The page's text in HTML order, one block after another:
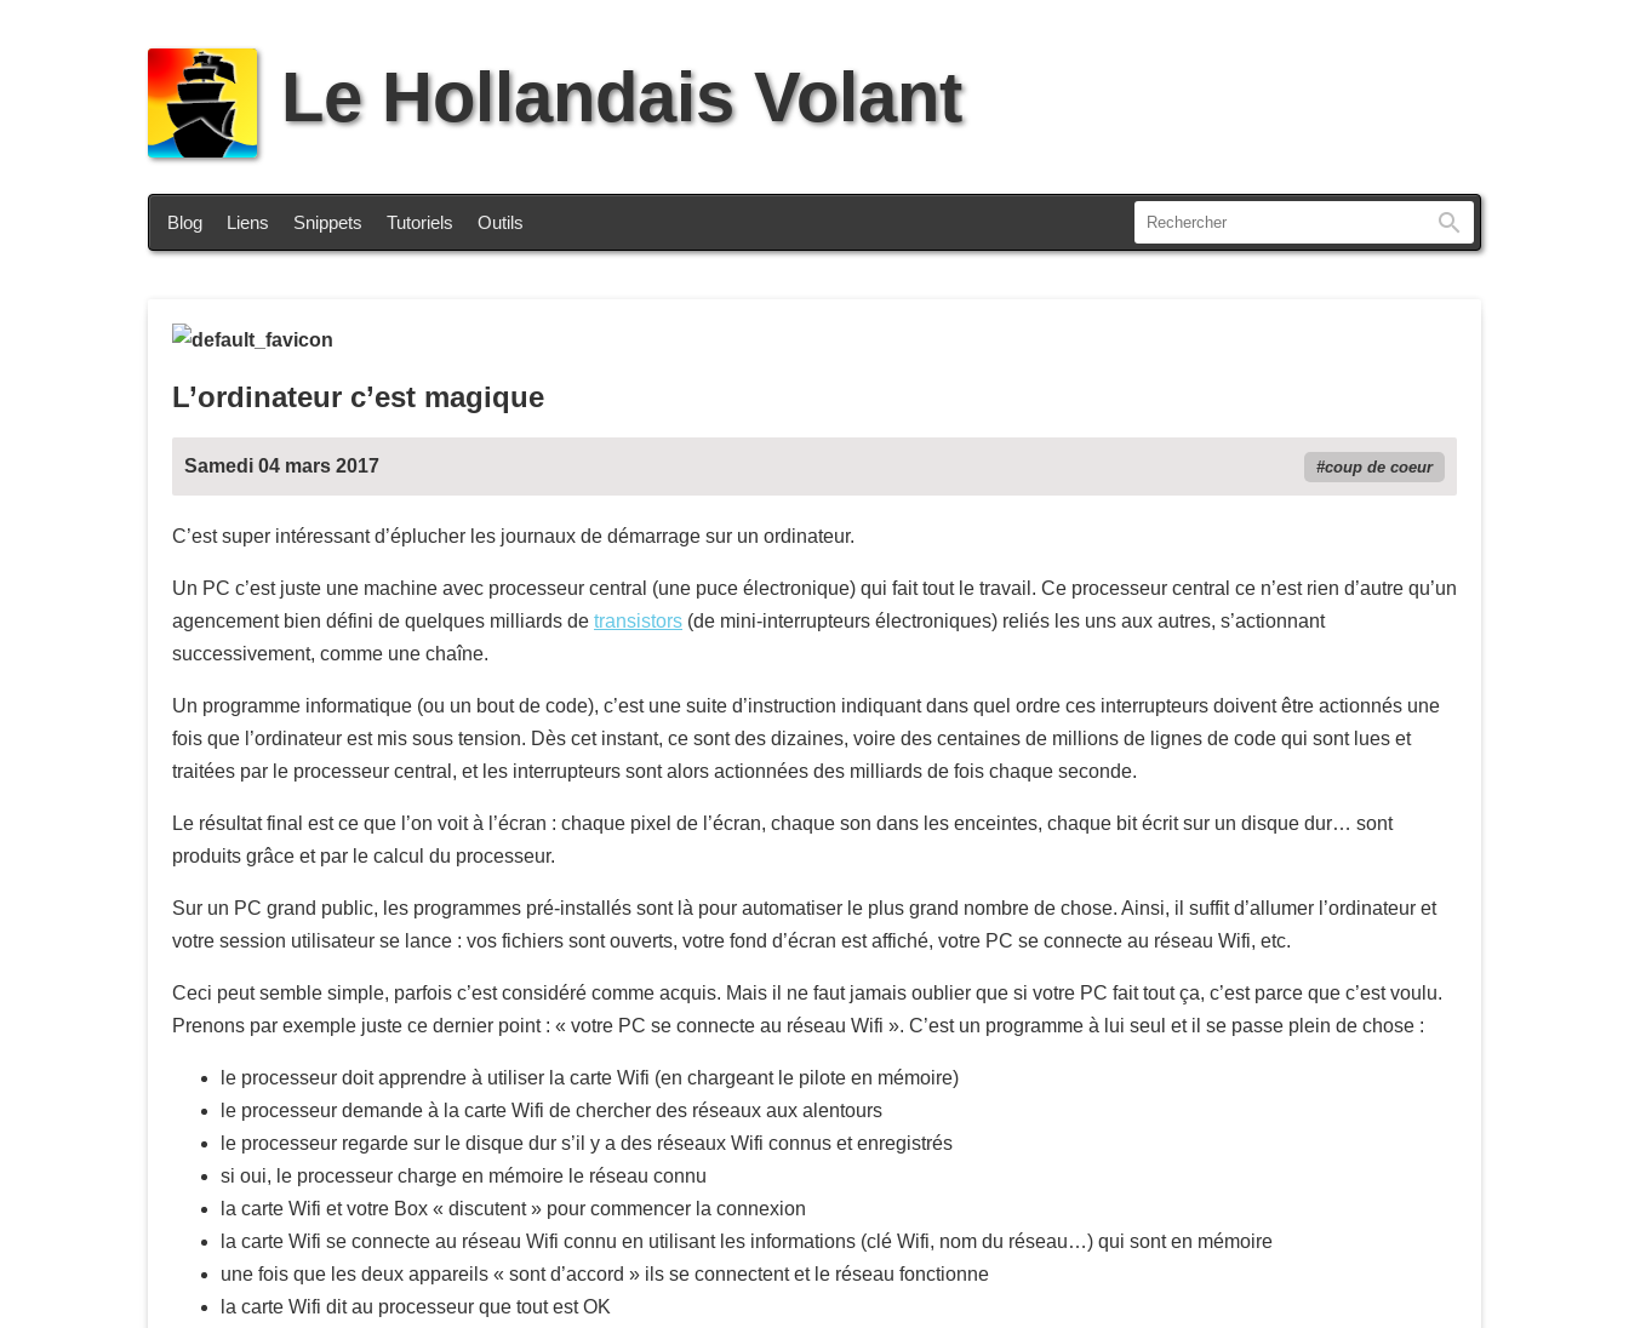
Le Hollandais Volant
Blog Liens Snippets Tutoriels Outils
L’ordinateur c’est magique
Samedi 04 mars 2017 coup de coeur
C’est super intéressant d’éplucher les journaux de démarrage sur un ordinateur.
Un PC c’est juste une machine avec processeur central (une puce électronique) qui fait tout le travail. Ce processeur central ce n’est rien d’autre qu’un
agencement bien défini de quelques milliards de transistors (de mini-interrupteurs électroniques) reliés les uns aux autres, s’actionnant
successivement, comme une chaîne.
Un programme informatique (ou un bout de code), c’est une suite d’instruction indiquant dans quel ordre ces interrupteurs doivent être actionnés une
fois que l’ordinateur est mis sous tension. Dès cet instant, ce sont des dizaines, voire des centaines de millions de lignes de code qui sont lues et
traitées par le processeur central, et les interrupteurs sont alors actionnées des milliards de fois chaque seconde.
Le résultat final est ce que l’on voit à l’écran : chaque pixel de l’écran, chaque son dans les enceintes, chaque bit écrit sur un disque dur… sont
produits grâce et par le calcul du processeur.
Sur un PC grand public, les programmes pré-installés sont là pour automatiser le plus grand nombre de chose. Ainsi, il suffit d’allumer l’ordinateur et
votre session utilisateur se lance : vos fichiers sont ouverts, votre fond d’écran est affiché, votre PC se connecte au réseau Wifi, etc.
Ceci peut semble simple, parfois c’est considéré comme acquis. Mais il ne faut jamais oublier que si votre PC fait tout ça, c’est parce que c’est voulu.
Prenons par exemple juste ce dernier point : « votre PC se connecte au réseau Wifi ». C’est un programme à lui seul et il se passe plein de chose :
le processeur doit apprendre à utiliser la carte Wifi (en chargeant le pilote en mémoire)
le processeur demande à la carte Wifi de chercher des réseaux aux alentours
le processeur regarde sur le disque dur s’il y a des réseaux Wifi connus et enregistrés
si oui, le processeur charge en mémoire le réseau connu
la carte Wifi et votre Box « discutent » pour commencer la connexion
la carte Wifi se connecte au réseau Wifi connu en utilisant les informations (clé Wifi, nom du réseau…) qui sont en mémoire
une fois que les deux appareils « sont d’accord » ils se connectent et le réseau fonctionne
la carte Wifi dit au processeur que tout est OK